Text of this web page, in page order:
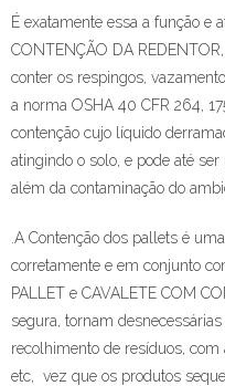
É exatamente essa a função e
CONTENÇÃO DA
conter os respingos,
a norma OSHA 40 CFR 264,
contenção cujo líquido
atingindo o solo, e pode até
além da contaminação do
.A Contenção dos pallets é
corretamente e em conjunto
PALLET e CAVALETE COM
segura, tornam
recolhimento de resíduos, com
etc, vez que os produtos